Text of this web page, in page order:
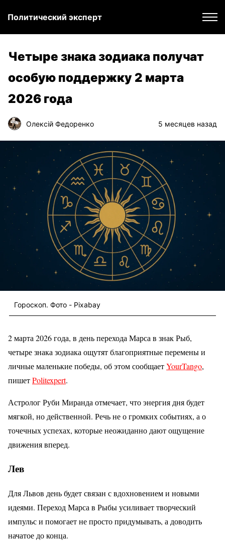
Политический эксперт
Четыре знака зодиака получат
особую поддержку 2 марта
2026 года
Олексій Федоренко 5 месяцев назад
Гороскоп. Фото - Pixabay
2 марта 2026 года, в день перехода Марса в знак Рыб,
четыре знака зодиака ощутят благоприятные перемены и
личные маленькие победы, об этом сообщаетYourTango,
пишетPolitexpert.
Астролог Руби Миранда отмечает, что энергия дня будет
мягкой, но действенной. Речь не о громких событиях, а о
точечных успехах, которые неожиданно дают ощущение
движения вперед.
Лев
Для Львов день будет связан с вдохновением и новыми
идеями. Переход Марса в Рыбы усиливает творческий
импульс и помогает не просто придумывать, а доводить
начатое до конца.